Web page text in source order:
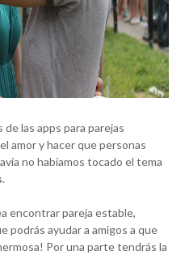
las apps para parejas
amor y hacer que personas
no habíamos tocado el tema
.
encontrar pareja estable,
podrás ayudar a amigos a que
Por una parte tendrás la